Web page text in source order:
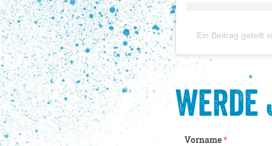
Ein Beitrag geteilt
WERDE
Vorname*